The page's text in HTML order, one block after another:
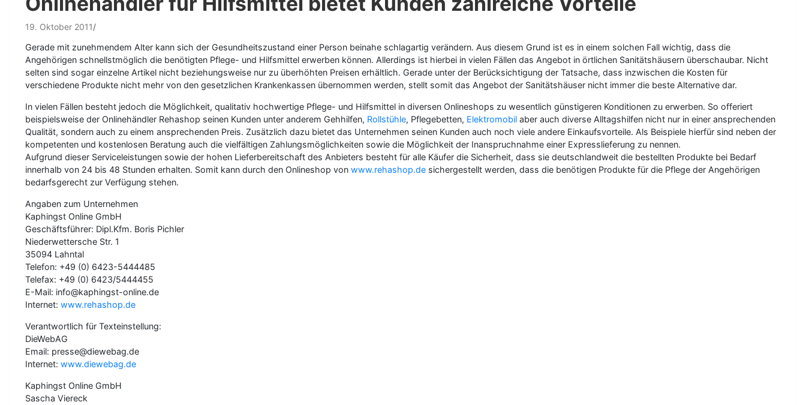
19. Oktober 2011
Gerade mit zunehmendem Alter kann sich der Gesundheitszustand einer Person beinahe schlagartig verändern. Aus diesem Grund ist es in einem solchen Fall wichtig, dass die
Angehörigen schnellstmöglich die benötigten Pflege- und Hilfsmittel erwerben können. Allerdings ist hierbei in vielen Fällen das Angebot in örtlichen Sanitätshäusern überschaubar. Nicht
selten sind sogar einzelne Artikel nicht beziehungsweise nur zu überhöhten Preisen erhältlich. Gerade unter der Berücksichtigung der Tatsache, dass inzwischen die Kosten für
verschiedene Produkte nicht mehr von den gesetzlichen Krankenkassen übernommen werden, stellt somit das Angebot der Sanitätshäuser nicht immer die beste Alternative dar.
In vielen Fällen besteht jedoch die Möglichkeit, qualitativ hochwertige Pflege- und Hilfsmittel in diversen Onlineshops zu wesentlich günstigeren Konditionen zu erwerben. So offeriert
beispielsweise der Onlinehändler Rehashop seinen Kunden unter anderem Gehhilfen, Rollstühle, Pflegebetten, Elektromobil aber auch diverse Alltagshilfen nicht nur in einer ansprechenden
Qualität, sondern auch zu einem ansprechenden Preis. Zusätzlich dazu bietet das Unternehmen seinen Kunden auch noch viele andere Einkaufsvorteile. Als Beispiele hierfür sind neben der
kompetenten und kostenlosen Beratung auch die vielfältigen Zahlungsmöglichkeiten sowie die Möglichkeit der Inanspruchnahme einer Expresslieferung zu nennen.
Aufgrund dieser Serviceleistungen sowie der hohen Lieferbereitschaft des Anbieters besteht für alle Käufer die Sicherheit, dass sie deutschlandweit die bestellten Produkte bei Bedarf
innerhalb von 24 bis 48 Stunden erhalten. Somit kann durch den Onlineshop von www.rehashop.de sichergestellt werden, dass die benötigen Produkte für die Pflege der Angehörigen
bedarfsgerecht zur Verfügung stehen.
Angaben zum Unternehmen
Kaphingst Online GmbH
Geschäftsführer: Dipl.Kfm. Boris Pichler
Niederwettersche Str. 1
35094 Lahntal
Telefon: +49 (0) 6423-5444485
Telefax: +49 (0) 6423/5444455
E-Mail: info@kaphingst-online.de
Internet: www.rehashop.de
Verantwortlich für Texteinstellung:
DieWebAG
Email: presse@diewebag.de
Internet: www.diewebag.de
Kaphingst Online GmbH
Sascha Viereck